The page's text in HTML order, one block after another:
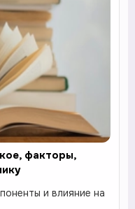
факторы,
и влияние на